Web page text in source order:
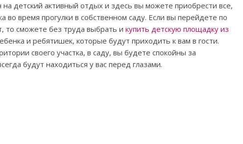
детский активный отдых и здесь вы можете приобрести все,
во время прогулки в собственном саду. Если вы перейдете по
то сможете без труда выбрать и купить детскую площадку из
и ребятишек, которые будут приходить к вам в гости.
своего участка, в саду, вы будете спокойны за
будут находиться у вас перед глазами.